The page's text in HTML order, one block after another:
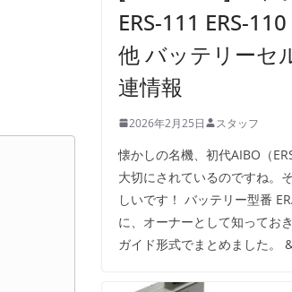
ERS-111 ERS-
他 バッテリーセ
連情報
2026年2月25日 スタッフ
懐かしの名機、初代AIBO（
大切にされているのですね。
しいです！ バッテリー型番
に、オーナーとして知ってお
ガイド形式でまとめました。